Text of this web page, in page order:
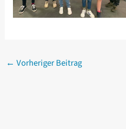
← Vorheriger Beitrag